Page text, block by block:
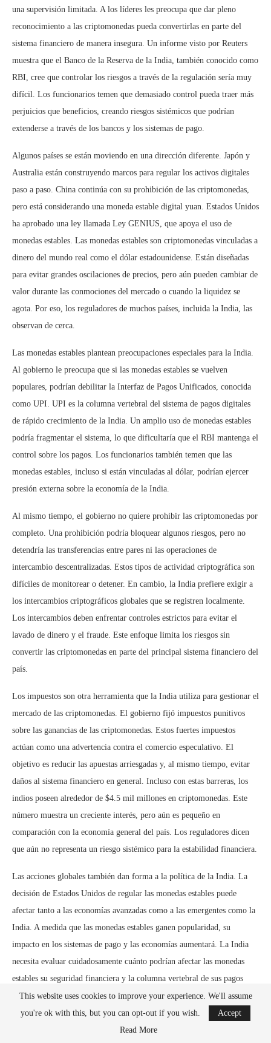
una supervisión limitada. A los líderes les preocupa que dar pleno
reconocimiento a las criptomonedas pueda convertirlas en parte del
sistema financiero de manera insegura. Un informe visto por Reuters
muestra que el Banco de la Reserva de la India, también conocido como
RBI, cree que controlar los riesgos a través de la regulación sería muy
difícil. Los funcionarios temen que demasiado control pueda traer más
perjuicios que beneficios, creando riesgos sistémicos que podrían
extenderse a través de los bancos y los sistemas de pago.
Algunos países se están moviendo en una dirección diferente. Japón y
Australia están construyendo marcos para regular los activos digitales
paso a paso. China continúa con su prohibición de las criptomonedas,
pero está considerando una moneda estable digital yuan. Estados Unidos
ha aprobado una ley llamada Ley GENIUS, que apoya el uso de
monedas estables. Las monedas estables son criptomonedas vinculadas a
dinero del mundo real como el dólar estadounidense. Están diseñadas
para evitar grandes oscilaciones de precios, pero aún pueden cambiar de
valor durante las conmociones del mercado o cuando la liquidez se
agota. Por eso, los reguladores de muchos países, incluida la India, las
observan de cerca.
Las monedas estables plantean preocupaciones especiales para la India.
Al gobierno le preocupa que si las monedas estables se vuelven
populares, podrían debilitar la Interfaz de Pagos Unificados, conocida
como UPI. UPI es la columna vertebral del sistema de pagos digitales
de rápido crecimiento de la India. Un amplio uso de monedas estables
podría fragmentar el sistema, lo que dificultaría que el RBI mantenga el
control sobre los pagos. Los funcionarios también temen que las
monedas estables, incluso si están vinculadas al dólar, podrían ejercer
presión externa sobre la economía de la India.
Al mismo tiempo, el gobierno no quiere prohibir las criptomonedas por
completo. Una prohibición podría bloquear algunos riesgos, pero no
detendría las transferencias entre pares ni las operaciones de
intercambio descentralizadas. Estos tipos de actividad criptográfica son
difíciles de monitorear o detener. En cambio, la India prefiere exigir a
los intercambios criptográficos globales que se registren localmente.
Los intercambios deben enfrentar controles estrictos para evitar el
lavado de dinero y el fraude. Este enfoque limita los riesgos sin
convertir las criptomonedas en parte del principal sistema financiero del
país.
Los impuestos son otra herramienta que la India utiliza para gestionar el
mercado de las criptomonedas. El gobierno fijó impuestos punitivos
sobre las ganancias de las criptomonedas. Estos fuertes impuestos
actúan como una advertencia contra el comercio especulativo. El
objetivo es reducir las apuestas arriesgadas y, al mismo tiempo, evitar
daños al sistema financiero en general. Incluso con estas barreras, los
indios poseen alrededor de $4.5 mil millones en criptomonedas. Este
número muestra un creciente interés, pero aún es pequeño en
comparación con la economía general del país. Los reguladores dicen
que aún no representa un riesgo sistémico para la estabilidad financiera.
Las acciones globales también dan forma a la política de la India. La
decisión de Estados Unidos de regular las monedas estables puede
afectar tanto a las economías avanzadas como a las emergentes como la
India. A medida que las monedas estables ganen popularidad, su
impacto en los sistemas de pago y las economías aumentará. La India
necesita evaluar cuidadosamente cuánto podrían afectar las monedas
estables su seguridad financiera y la columna vertebral de sus pagos
nacionales. Diferentes países están tomando diferentes caminos. Si bien
Estados Unidos se está moviendo hacia reglas más formales, la India
quiere esperar y ver cómo se desarrollan estas reglas antes de decidir su
This website uses cookies to improve your experience. We'll assume
you're ok with this, but you can opt-out if you wish.
Accept
Read More